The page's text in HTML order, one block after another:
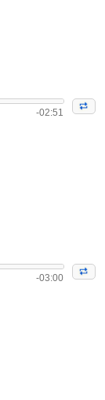
-02:51
-03:00